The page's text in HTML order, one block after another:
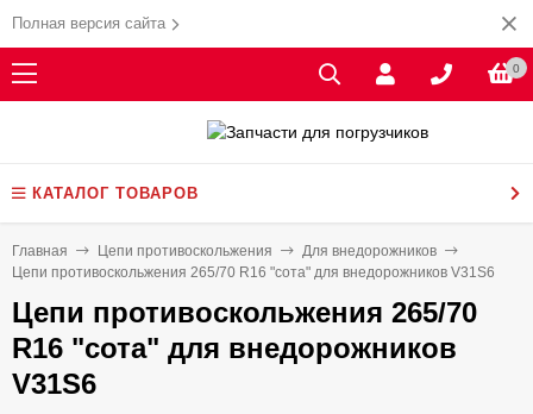
Полная версия сайта
0
КАТАЛОГ ТОВАРОВ
Главная Цепи противоскольжения
Для внедорожников
Цепи противоскольжения 265/70 R16 "сота" для внедорожников V31S6
Цепи противоскольжения 265/70
R16 "сота" для внедорожников
V31S6